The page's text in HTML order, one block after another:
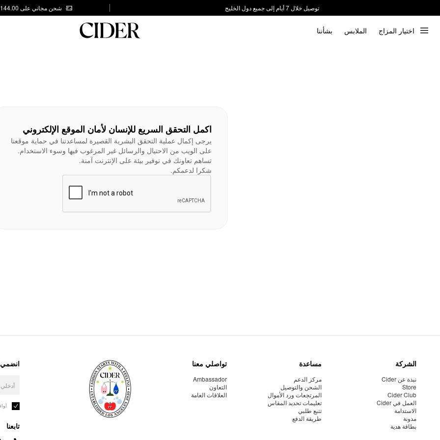
توصيل خلال 7 أيام إلى جميع دول الخليج
شحن مجاني على AED 144.00
اختيار المزاج الملابس بشأننا
اكمل التحقق السريع للإنسان لأمان الموقع الإلكتروني
يرجى إكمال عملية التحقق البشرية القصيرة لمساعدتنا في حماية موقعنا
على الويب من الاحتيال والرسائل غير المرغوب فيها وسوء الاستخدام.
تساهم تعاونك في توفير بيئة على الإنترنت آمنة.
شكرا لدعمكم.
الشركة
نبذة عن Cider
Store
Cider Club
العمل في Cider
الاستدامة
مدونة
بطاقة هدية
مساعدة
مركز الدعم
الشحن والتوصيل
المرتجعات ورد الأموال
تعليمات تحديد المقاس
تتبع طلبي
طريقة الدفع
تواصلي معنا
Ambassador
التعاون
العلاقات العامة
انضمي
تابعنا